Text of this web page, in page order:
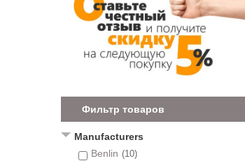
Фильтр товаров
Manufacturers
Benlin (10)